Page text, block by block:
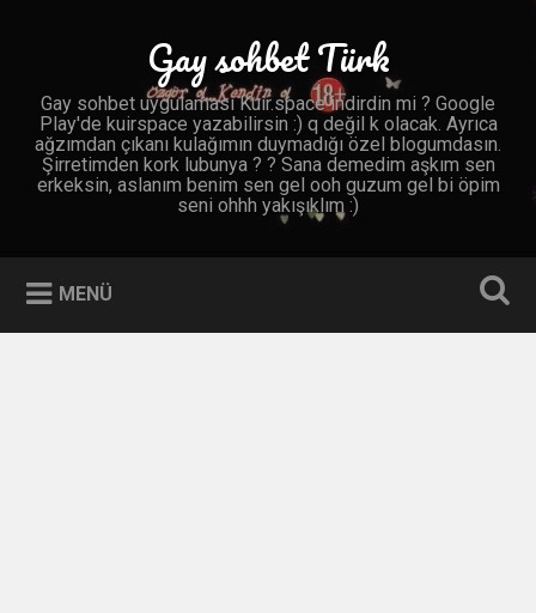
Gay sohbet Türk
Gay sohbet uygulaması Kuir.space indirdin mi ? Google
Play'de kuirspace yazabilirsin :) q değil k olacak. Ayrıca
ağzımdan çıkanı kulağımın duymadığı özel blogumdasın.
Şirretimden kork lubunya ? ? Sana demedim aşkım sen
erkeksin, aslanım benim sen gel ooh guzum gel bi öpim
seni ohhh yakışıklım :)
MENÜ